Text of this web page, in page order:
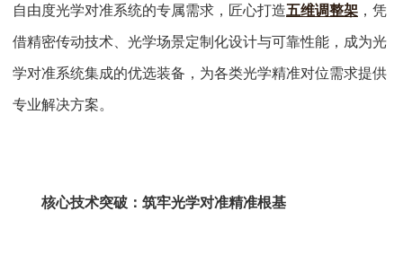
自由度光学对准系统的专属需求，匠心打造五维调整架 ，凭
借精密传动技术、光学场景定制化设计与可靠性能，成为光
学对准系统集成的优选装备，为各类光学精准对位需求提供
专业解决方案。
核心技术突破：筑牢光学对准精准根基